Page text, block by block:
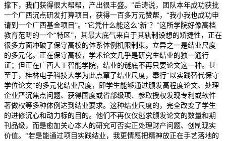
撑下，我们获得很大帮帮，产出很丰盛。”岳涛说，团队本年成功获批
一个广西沉点研发打算项目，获得一百多万元赞帮，“我小我也成功申
请到一个广西基金项目”。“它凭什么能这么‘新’？”这所学院好像高档
教育范畴的一个“特区”，其最大底气来自于其轨制设想的矫捷性，正在
很多方面冲破了保守高校的体系体例机限制束。立异之一是结业尺度
的多元化。正在保守高校，学术论文几乎是研究生结业的独一通行
证；但正在广西人工智能学院，结业的谜底不再只要论文这一种。甚
至于，桂林电子科技大学为此点窜了结业尺度，奉行“以实践替代保守
学位论文”的多元化结业尺度，即学生能够通过颁发高程度论文、处理
企业严沉焦点问题、获得国度或省部级项、参取授权发现专利或软件
著做权等多种体例达到结业要求。这种结业尺度的，完全改变了学生
的进修沉心和动力标的目的。他们不再仅仅逃求颁发论文的数量和期
刊品级，而是愈加关心本人的研究可否实正处理财产问题、创制现实
价值。“若是能通过项目实践结业，我更情愿把精神放正在手艺落地的